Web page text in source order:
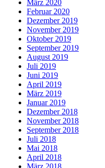
März 2020
Februar 2020
Dezember 2019
November 2019
Oktober 2019
September 2019
August 2019
Juli 2019
Juni 2019
April 2019
März 2019
Januar 2019
Dezember 2018
November 2018
September 2018
Juli 2018
Mai 2018
April 2018